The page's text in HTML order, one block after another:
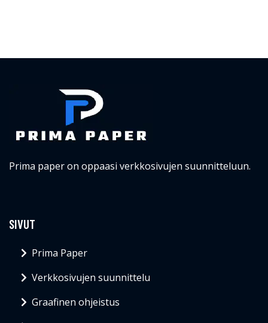
Prima paper on oppaasi verkkosivujen suunnitteluun.
SIVUT
Prima Paper
Verkkosivujen suunnittelu
Graafinen ohjeistus